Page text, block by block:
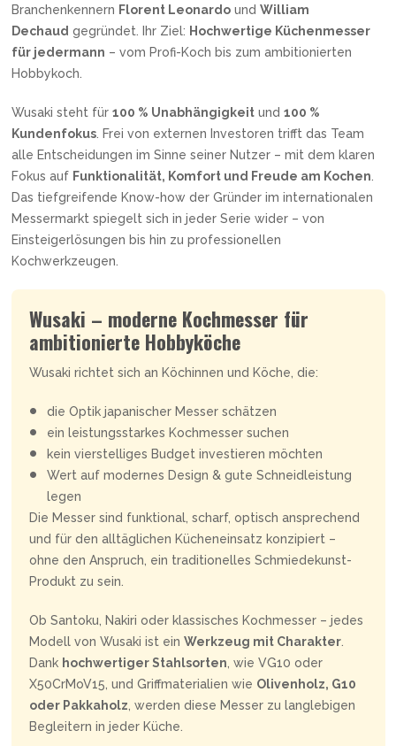
Branchenkennern Florent Leonardound William
Dechaud gegründet. Ihr Ziel: Hochwertige Küchenmesser
für jedermann – vom Profi-Koch bis zum ambitionierten
Hobbykoch.
Wusaki steht für 100 % Unabhängigkeitund 100 %
Kundenfokus. Frei von externen Investoren trifft das Team
alle Entscheidungen im Sinne seiner Nutzer – mit dem klaren
Fokus auf Funktionalität, Komfort und Freude am Kochen
Das tiefgreifende Know-how der Gründer im internationalen
Messermarkt spiegelt sich in jeder Serie wider – von
Einsteigerlösungen bis hin zu professionellen
Kochwerkzeugen.
Wusaki – moderne Kochmesser für
ambitionierte Hobbyköche
Wusaki richtet sich an Köchinnen und Köche, die:
die Optik japanischer Messer schätzen
ein leistungsstarkes Kochmesser suchen
kein vierstelliges Budget investieren möchten
Wert auf modernes Design & gute Schneidleistung
legen
Die Messer sind funktional, scharf, optisch ansprechend
und für den alltäglichen Kücheneinsatz konzipiert –
ohne den Anspruch, ein traditionelles Schmiedekunst-
Produkt zu sein.
Ob Santoku, Nakiri oder klassisches Kochmesser – jedes
Modell von Wusaki ist ein Werkzeug mit Charakter.
Dank hochwertiger Stahlsorten , wie VG10 oder
X50CrMoV15, und Griffmaterialien wie Olivenholz, G10
oder Pakkaholz , werden diese Messer zu langlebigen
Begleitern in jeder Küche.